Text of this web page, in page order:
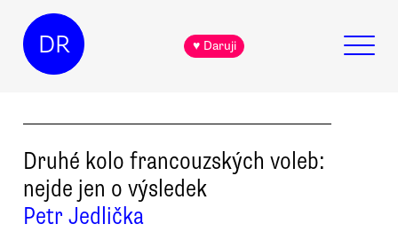
DR ♥ Daruji
Druhé kolo francouzských voleb:
nejde jen o výsledek
Petr Jedlička